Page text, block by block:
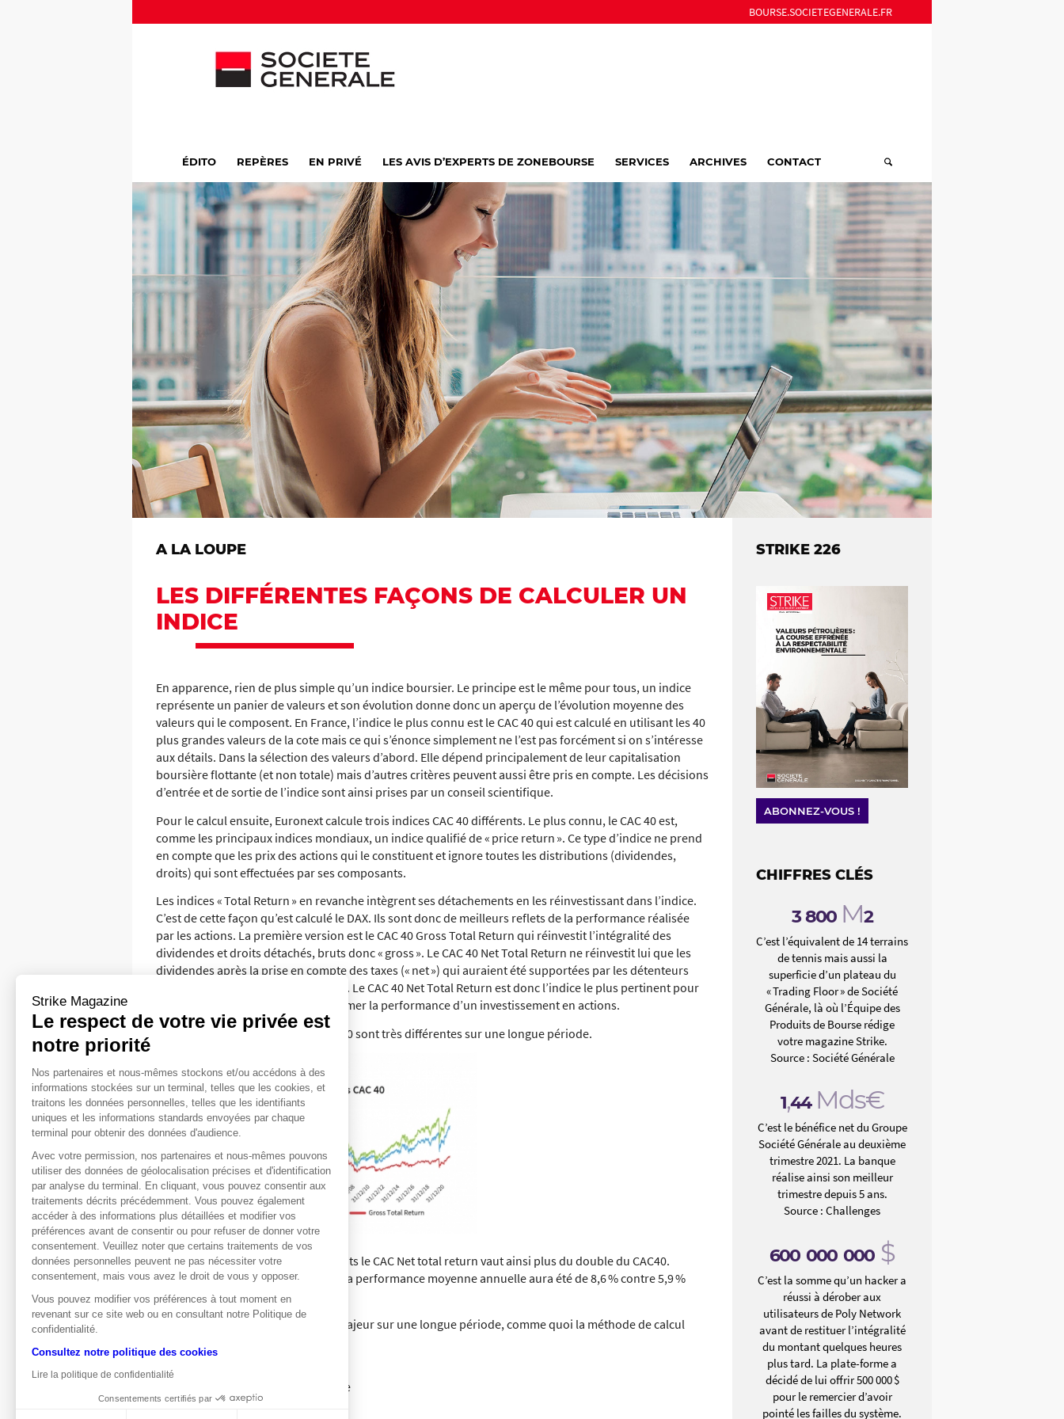
BOURSE.SOCIETEGENERALE.FR
ÉDITO REPÈRES EN PRIVÉ LES AVIS D’EXPERTS DE ZONEBOURSE SERVICES ARCHIVES CONTACT
A LA LOUPE
LES DIFFÉRENTES FAÇONS DE CALCULER UN
INDICE
En apparence, rien de plus simple qu’un indice boursier. Le principe est le même pour tous, un indice
représente un panier de valeurs et son évolution donne donc un aperçu de l’évolution moyenne des
valeurs qui le composent. En France, l’indice le plus connu est le CAC 40 qui est calculé en utilisant les 40
plus grandes valeurs de la cote mais ce qui s’énonce simplement ne l’est pas forcément si on s’intéresse
aux détails. Dans la sélection des valeurs d’abord. Elle dépend principalement de leur capitalisation
boursière flottante (et non totale) mais d’autres critères peuvent aussi être pris en compte. Les décisions
d’entrée et de sortie de l’indice sont ainsi prises par un conseil scientifique.
Pour le calcul ensuite, Euronext calcule trois indices CAC 40 différents. Le plus connu, le CAC 40 est,
comme les principaux indices mondiaux, un indice qualifié de « price return ». Ce type d’indice ne prend
en compte que les prix des actions qui le constituent et ignore toutes les distributions (dividendes,
droits) qui sont effectuées par ses composants.
Les indices « Total Return » en revanche intègrent ses détachements en les réinvestissant dans l’indice.
C’est de cette façon qu’est calculé le DAX. Ils sont donc de meilleurs reflets de la performance réalisée
par les actions. La première version est le CAC 40 Gross Total Return qui réinvestit l’intégralité des
dividendes et droits détachés, bruts donc « gross ». Le CAC 40 Net Total Return ne réinvestit lui que les
dividendes après la prise en compte des taxes (« net ») qui auraient été supportées par les détenteurs
des titres sur ces mêmes dividendes. Le CAC 40 Net Total Return est donc l’indice le plus pertinent pour
les investisseurs qui voudraient estimer la performance d’un investissement en actions.
Les variations de ces 3 indices CAC 40 sont très différentes sur une longue période.
Avec un niveau actuel de 14 619 points le CAC Net total return vaut ainsi plus du double du CAC40.
Depuis la création du CAC en 1988, sa performance moyenne annuelle aura été de 8,6 % contre 5,9 %
pour le CAC 40.
Une différence qui a donc un effet majeur sur une longue période, comme quoi la méthode de calcul
Arnaud Courtois
Société Générale Produits de Bourse
STRIKE 226
ABONNEZ-VOUS !
CHIFFRES CLÉS
3 800M2
C’est l’équivalent de 14 terrains
de tennis mais aussi la
superficie d’un plateau du
« Trading Floor » de Société
Générale, là où l’Équipe des
Produits de Bourse rédige
votre magazine Strike.
Source : Société Générale
1,44Mds€
C’est le bénéfice net du Groupe
Société Générale au deuxième
trimestre 2021. La banque
réalise ainsi son meilleur
trimestre depuis 5 ans.
Source : Challenges
600 000 000$
C’est la somme qu’un hacker a
réussi à dérober aux
utilisateurs de Poly Network
avant de restituer l’intégralité
du montant quelques heures
plus tard. La plate-forme a
décidé de lui offrir 500 000 $
pour le remercier d’avoir
pointé les failles du système.
Strike Magazine
Le respect de votre vie privée est
notre priorité
Nos partenaires et nous-mêmes stockons et/ou accédons à des
informations stockées sur un terminal, telles que les cookies, et
traitons les données personnelles, telles que les identifiants
uniques et les informations standards envoyées par chaque
terminal pour obtenir des données d'audience.
Avec votre permission, nos partenaires et nous-mêmes pouvons
utiliser des données de géolocalisation précises et d'identification
par analyse du terminal. En cliquant, vous pouvez consentir aux
traitements décrits précédemment. Vous pouvez également
accéder à des informations plus détaillées et modifier vos
préférences avant de consentir ou pour refuser de donner votre
consentement. Veuillez noter que certains traitements de vos
données personnelles peuvent ne pas nécessiter votre
consentement, mais vous avez le droit de vous y opposer.
Vous pouvez modifier vos préférences à tout moment en
revenant sur ce site web ou en consultant notre Politique de
confidentialité.
Consultez notre politique des cookies
Lire la politique de confidentialité
Consentements certifiés par